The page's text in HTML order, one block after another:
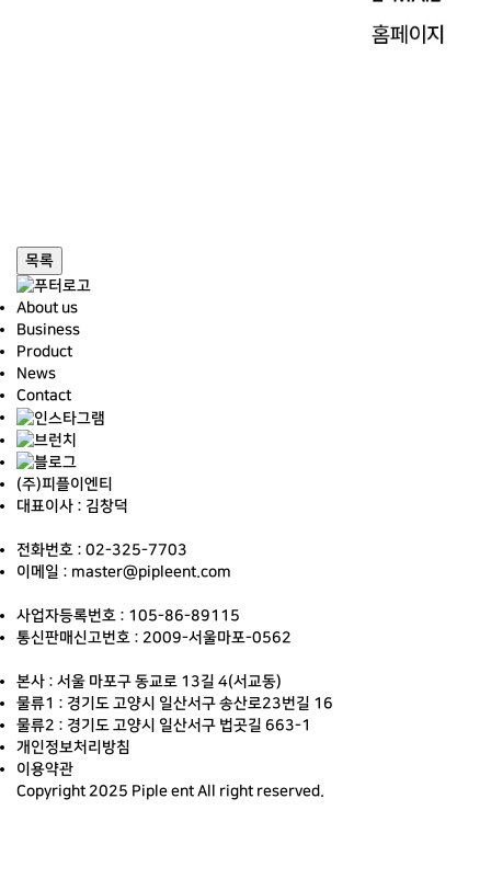
목록
About us
Business
Product
News
Contact
(주)피플이엔티
대표이사 : 김창덕
전화번호 : 02-325-7703
이메일 : master@pipleent.com
사업자등록번호 : 105-86-89115
통신판매신고번호 : 2009-서울마포-0562
본사 : 서울 마포구 동교로 13길 4(서교동)
물류1 : 경기도 고양시 일산서구 송산로23번길 16
물류2 : 경기도 고양시 일산서구 법곳길 663-1
개인정보처리방침
이용약관
Copyright 2025 Piple ent All right reserved.